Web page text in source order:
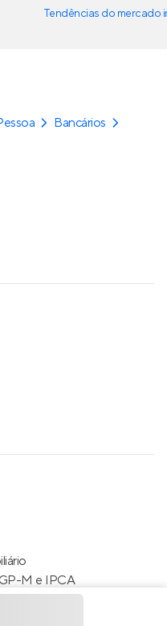
Tendências do mercado
Bancários
M e IPCA